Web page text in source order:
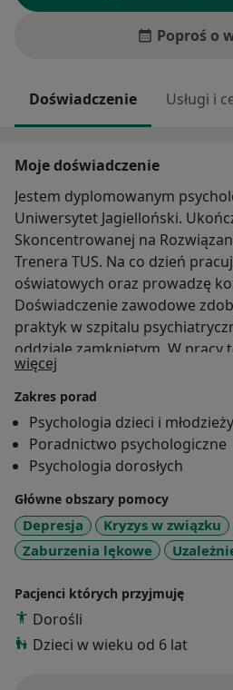
Poproś o
Doświadczenie Usługi i
Moje doświadczenie
Jestem dyplomowanym
Uniwersytet Jagielloński.
Skoncentrowanej na
Trenera TUS. Na co dzień
oświatowych oraz prowadzę
Doświadczenie zawodowe
praktyk w szpitalu
oddziale zamkniętym. W pracy
szczególnie cenię indywidualne
człowieka oraz budowanie
poczuciu bezpieczeństwa. Jako
różnych krajach i kulturach,
w języku angielskim, który
językiem natywnym.
więcej
Zakres porad
Psychologia dzieci i młodzieży
Poradnictwo psychologiczne
Psychologia dorosłych
Główne obszary pomocy
Depresja Kryzys w związku
Zaburzenia lękowe
Pacjenci których przyjmuję
Dorośli
Dzieci w wieku od 6 lat